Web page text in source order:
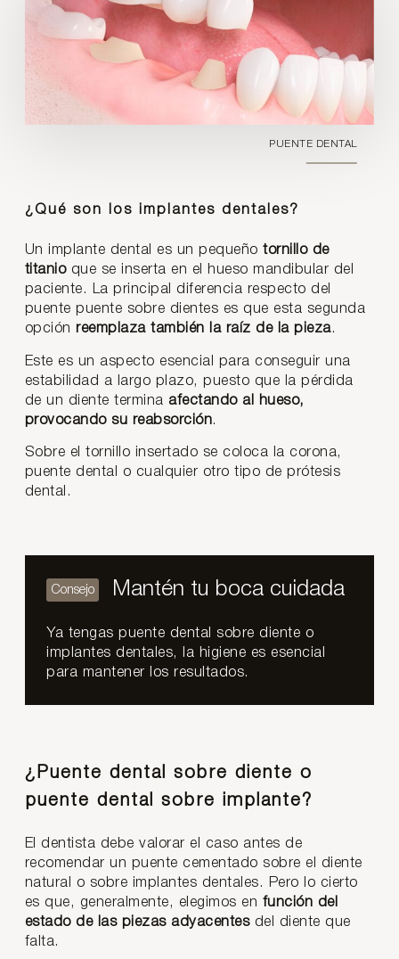
PUENTE DENTAL
¿Qué son los implantes dentales?
Un implante dental es un pequeñotornillo de
titanioque se inserta en el hueso mandibular del
paciente. La principal diferencia respecto del
puente puente sobre dientes es que esta segunda
opción reemplaza también la raíz de la pieza.
Este es un aspecto esencial para conseguir una
estabilidad a largo plazo, puesto que la pérdida
de un diente termina afectando al hueso,
provocando su reabsorción.
Sobre el tornillo insertado se coloca la corona,
puente dental o cualquier otro tipo de prótesis
dental.
Mantén tu boca cuidada
Ya tengas puente dental sobre diente o
implantes dentales, la higiene es esencial
para mantener los resultados.
¿Puente dental sobre diente o
puente dental sobre implante?
El dentista debe valorar el caso antes de
recomendar un puente cementado sobre el diente
natural o sobre implantes dentales. Pero lo cierto
es que, generalmente, elegimos en función del
estado de las piezas adyacentesdel diente que
falta.